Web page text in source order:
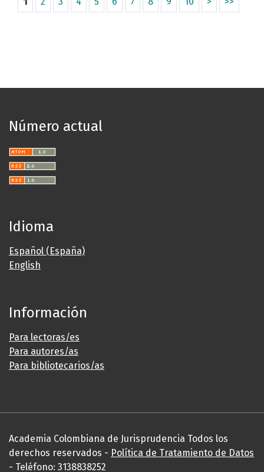
Número actual
Idioma
Español (España)
English
Información
Para lectoras/es
Para autores/as
Para bibliotecarios/as
Academia Colombiana de Jurisprudencia Todos los
derechos reservados - Política de Tratamiento de Datos
- Teléfono: 3138838252